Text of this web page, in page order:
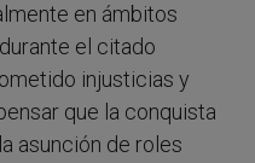
en ámbitos
el citado
injusticias y
que la conquista
asunción de roles